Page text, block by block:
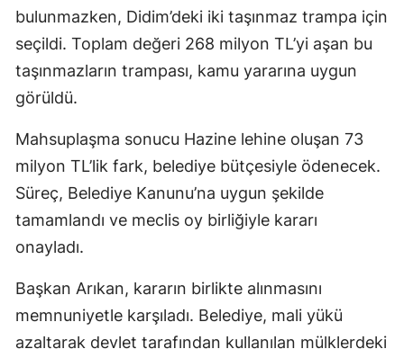
bulunmazken, Didim’deki iki taşınmaz trampa için
seçildi. Toplam değeri 268 milyon TL’yi aşan bu
taşınmazların trampası, kamu yararına uygun
görüldü.
Mahsuplaşma sonucu Hazine lehine oluşan 73
milyon TL’lik fark, belediye bütçesiyle ödenecek.
Süreç, Belediye Kanunu’na uygun şekilde
tamamlandı ve meclis oy birliğiyle kararı
onayladı.
Başkan Arıkan, kararın birlikte alınmasını
memnuniyetle karşıladı. Belediye, mali yükü
azaltarak devlet tarafından kullanılan mülklerdeki